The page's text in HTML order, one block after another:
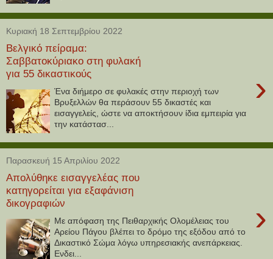
Κυριακή 18 Σεπτεμβρίου 2022
Βελγικό πείραμα:
Σαββατοκύριακο στη φυλακή
για 55 δικαστικούς
›
Ένα διήμερο σε φυλακές στην περιοχή των
Βρυξελλών θα περάσουν 55 δικαστές και
εισαγγελείς, ώστε να αποκτήσουν ίδια εμπειρία για
την κατάστασ...
Παρασκευή 15 Απριλίου 2022
Απολύθηκε εισαγγελέας που
κατηγορείται για εξαφάνιση
δικογραφιών
›
Με απόφαση της Πειθαρχικής Ολομέλειας του
Αρείου Πάγου βλέπει το δρόμο της εξόδου από το
Δικαστικό Σώμα λόγω υπηρεσιακής ανεπάρκειας.
Ενδει...